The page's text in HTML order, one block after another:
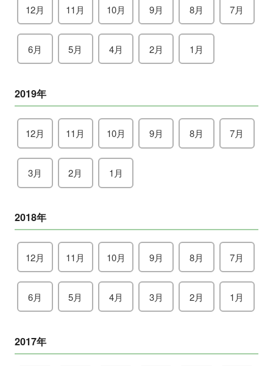
12月 11月 10月 9月 8月 7月
6月 5月 4月 2月 1月
2019年
12月 11月 10月 9月 8月 7月
3月 2月 1月
2018年
12月 11月 10月 9月 8月 7月
6月 5月 4月 3月 2月 1月
2017年